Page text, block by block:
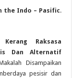
the Indo – Pasific.
Kerang Raksasa
Dan Alternatif
Disampaikan
pesisir dan